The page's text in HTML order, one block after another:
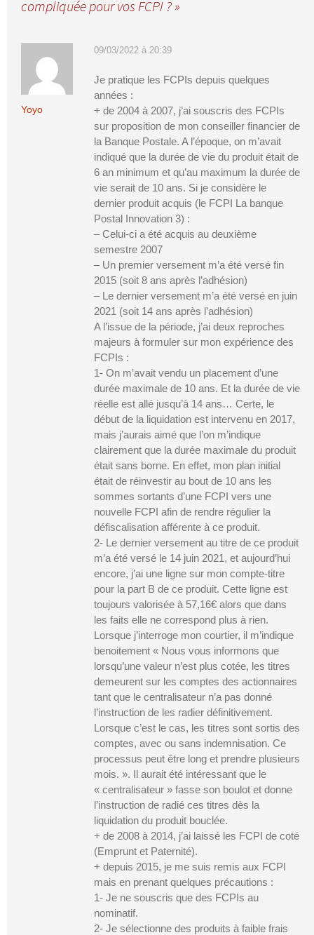
compliquée pour vos FCPI ?»
Yoyo
09/03/2022 à 20:39
Je pratique les FCPIs depuis quelques
années :
+ de 2004 à 2007, j’ai souscris des FCPIs
sur proposition de mon conseiller financier de
la Banque Postale. A l’époque, on m’avait
indiqué que la durée de vie du produit était de
6 an minimum et qu’au maximum la durée de
vie serait de 10 ans. Si je considère le
dernier produit acquis (le FCPI La banque
Postal Innovation 3) :
– Celui-ci a été acquis au deuxième
semestre 2007
– Un premier versement m’a été versé fin
2015 (soit 8 ans après l’adhésion)
– Le dernier versement m’a été versé en juin
2021 (soit 14 ans après l’adhésion)
A l’issue de la période, j’ai deux reproches
majeurs à formuler sur mon expérience des
FCPIs :
1- On m’avait vendu un placement d’une
durée maximale de 10 ans. Et la durée de vie
réelle est allé jusqu’à 14 ans… Certe, le
début de la liquidation est intervenu en 2017,
mais j’aurais aimé que l’on m’indique
clairement que la durée maximale du produit
était sans borne. En effet, mon plan initial
était de réinvestir au bout de 10 ans les
sommes sortants d’une FCPI vers une
nouvelle FCPI afin de rendre régulier la
défiscalisation afférente à ce produit.
2- Le dernier versement au titre de ce produit
m’a été versé le 14 juin 2021, et aujourd’hui
encore, j’ai une ligne sur mon compte-titre
pour la part B de ce produit. Cette ligne est
toujours valorisée à 57,16€ alors que dans
les faits elle ne correspond plus à rien.
Lorsque j’interroge mon courtier, il m’indique
benoitement « Nous vous informons que
lorsqu’une valeur n’est plus cotée, les titres
demeurent sur les comptes des actionnaires
tant que le centralisateur n’a pas donné
l’instruction de les radier définitivement.
Lorsque c’est le cas, les titres sont sortis des
comptes, avec ou sans indemnisation. Ce
processus peut être long et prendre plusieurs
mois. ». Il aurait été intéressant que le
« centralisateur » fasse son boulot et donne
l’instruction de radié ces titres dès la
liquidation du produit bouclée.
+ de 2008 à 2014, j’ai laissé les FCPI de coté
(Emprunt et Paternité).
+ depuis 2015, je me suis remis aux FCPI
mais en prenant quelques précautions :
1- Je ne souscris que des FCPIs au
nominatif.
2- Je sélectionne des produits à faible frais